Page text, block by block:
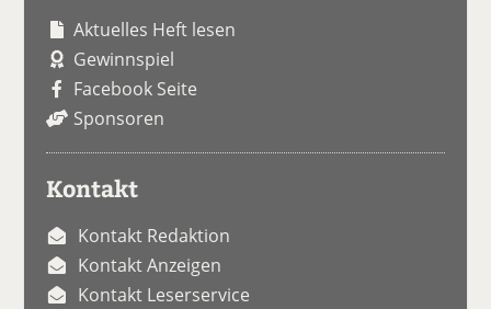
Aktuelles Heft lesen
Gewinnspiel
Facebook Seite
Sponsoren
Kontakt
Kontakt Redaktion
Kontakt Anzeigen
Kontakt Leserservice